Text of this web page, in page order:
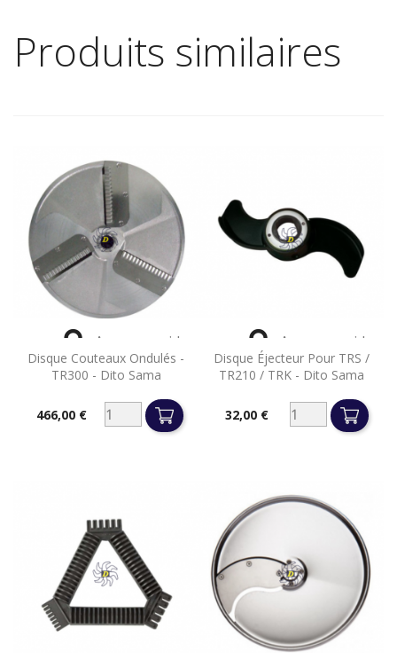
Produits similaires
Disque Couteaux Ondulés -
TR300 - Dito Sama
Prix466,00 €
 Aperçu rapide
Disque Éjecteur Pour TRS /
TR210 / TRK - Dito Sama
Prix32,00 €
 Aperçu rapide